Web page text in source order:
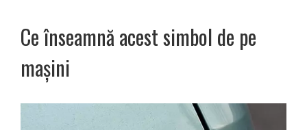
Ce înseamnă acest simbol de pe
mașini